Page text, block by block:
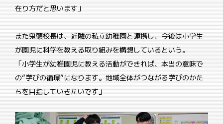
在り方だと思います」
また鬼頭校長は、近隣の私立幼稚園と連携し、今後は小学生
が園児に科学を教える取り組みを構想しているという。
「小学生が幼稚園児に教える活動ができれば、本当の意味で
の”学びの循環”になります。地域全体がつながる学びのかた
ちを目指していきたいです」